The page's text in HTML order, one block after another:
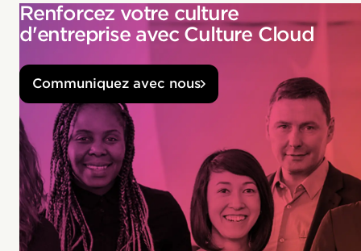
Renforcez votre culture
d'entreprise avec Culture Cloud
Communiquez avec nous